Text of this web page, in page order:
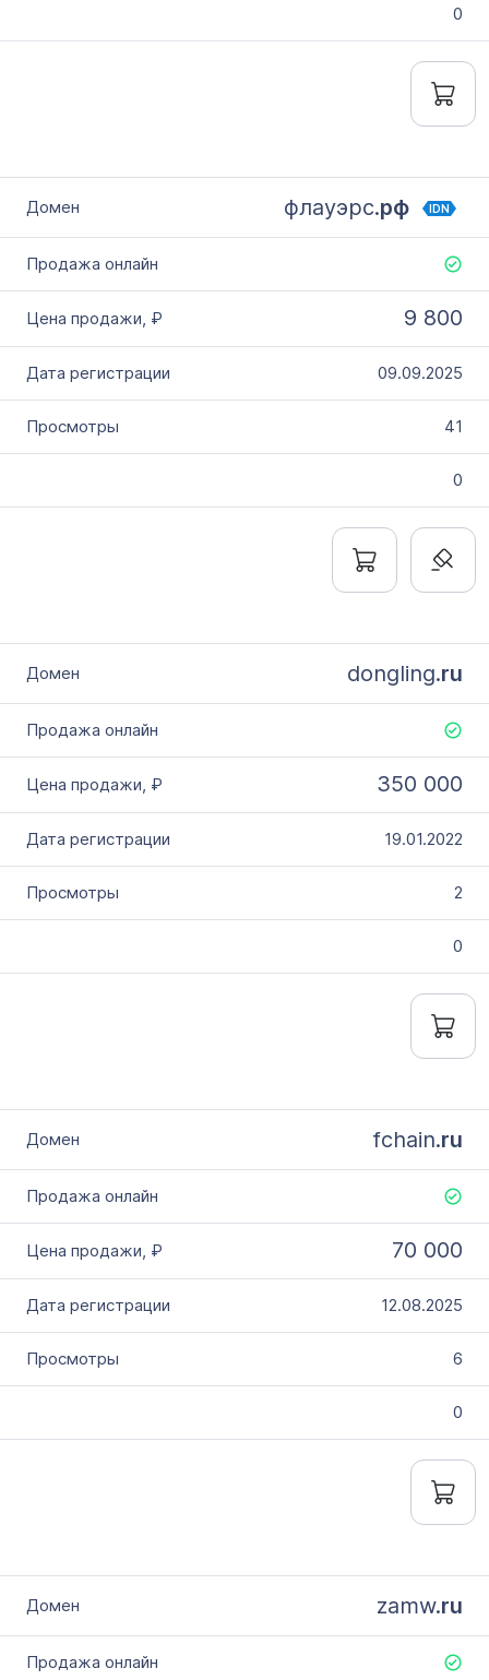
0
флауэрс.рф IDN
9 800
09.09.2025
41
0
dongling.ru
350 000
19.01.2022
2
0
fchain.ru
70 000
12.08.2025
6
0
zamw.ru